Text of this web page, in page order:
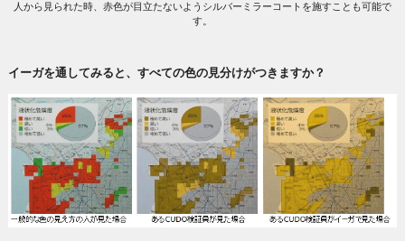
人から見られた時、赤色が目立たないようシルバーミラーコートを施すことも可能で
す。
イーガを通してみると、すべての色の見分けがつきますか？